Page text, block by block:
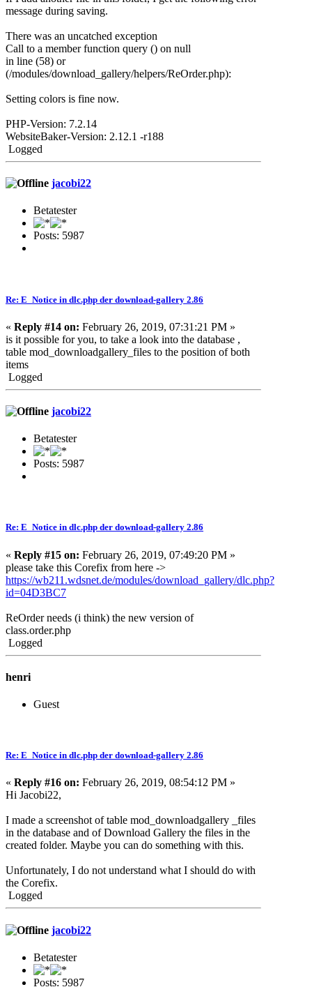
message during saving.
There was an uncatched exception
Call to a member function query () on null
in line (58) or
(/modules/download_gallery/helpers/ReOrder.php):
Setting colors is fine now.
PHP-Version: 7.2.14
WebsiteBaker-Version: 2.12.1 -r188
Logged
jacobi22
Betatester
Posts: 5987
Re: E_Notice in dlc.php der download-gallery 2.86
« Reply #14 on: February 26, 2019, 07:31:21 PM »
is it possible for you, to take a look into the database ,
table mod_downloadgallery_files to the position of both
items
Logged
jacobi22
Betatester
Posts: 5987
Re: E_Notice in dlc.php der download-gallery 2.86
« Reply #15 on: February 26, 2019, 07:49:20 PM »
please take this Corefix from here ->
https://wb211.wdsnet.de/modules/download_gallery/dlc.php?
id=04D3BC7
ReOrder needs (i think) the new version of
class.order.php
Logged
henri
Guest
Re: E_Notice in dlc.php der download-gallery 2.86
« Reply #16 on: February 26, 2019, 08:54:12 PM »
Hi Jacobi22,
I made a screenshot of table mod_downloadgallery _files
in the database and of Download Gallery the files in the
created folder. Maybe you can do something with this.
Unfortunately, I do not understand what I should do with
the Corefix.
Logged
jacobi22
Betatester
Posts: 5987